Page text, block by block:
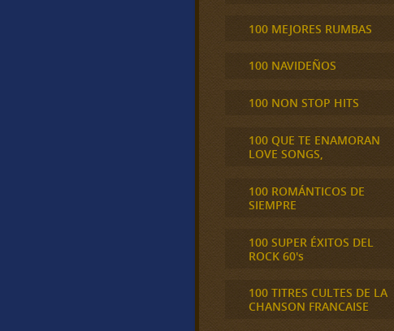
100 MEJORES RUMBAS
100 NAVIDEÑOS
100 NON STOP HITS
100 QUE TE ENAMORAN
LOVE SONGS,
100 ROMÁNTICOS DE
SIEMPRE
100 SUPER ÉXITOS DEL
ROCK 60's
100 TITRES CULTES DE LA
CHANSON FRANCAISE